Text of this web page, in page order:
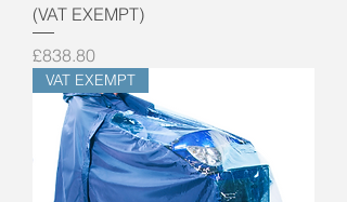
(VAT EXEMPT)
Price
£838.80
VAT EXEMPT